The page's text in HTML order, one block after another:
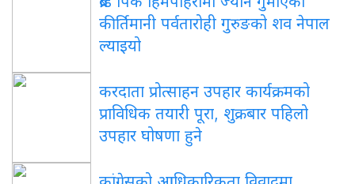
कीर्तिमानी पर्वतारोही गुरुङको शव नेपाल
ल्याइयो
करदाता प्रोत्साहन उपहार कार्यक्रमको
प्राविधिक तयारी पूरा, शुक्रबार पहिलो
उपहार घोषणा हुने